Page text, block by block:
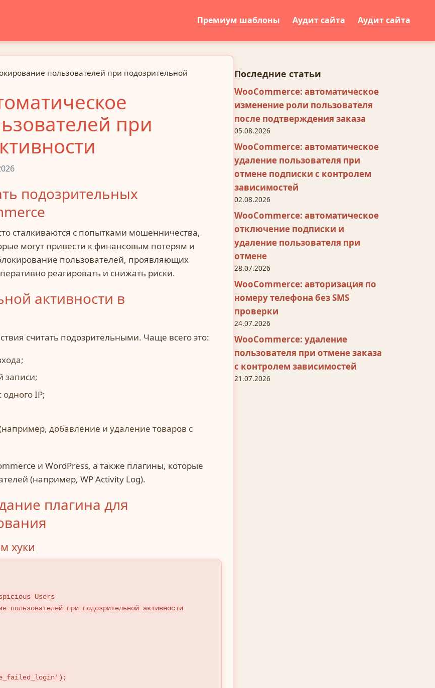
Премиум шаблоны Аудит сайта Аудит сайта
пользователей при подозрительной
при
подозрительных
сталкиваются с попытками мошенничества,
могут привести к финансовым потерям и
пользователей, проявляющих
реагировать и снижать риски.
активности в
считать подозрительными. Чаще всего это:
записи;
IP;
добавление и удаление товаров с
и WordPress, а также плагины, которые
(например, WP Activity Log).
плагина для
хуки
Последние статьи
WooCommerce: автоматическое
изменение роли пользователя
после подтверждения заказа
05.08.2026
WooCommerce: автоматическое
удаление пользователя при
отмене подписки с контролем
зависимостей
02.08.2026
WooCommerce: автоматическое
отключение подписки и
удаление пользователя при
отмене
28.07.2026
WooCommerce: авторизация по
номеру телефона без SMS
проверки
24.07.2026
WooCommerce: удаление
пользователя при отмене заказа
с контролем зависимостей
21.07.2026